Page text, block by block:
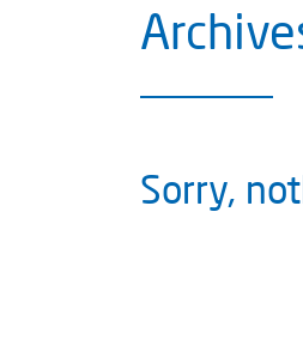
Sorry,